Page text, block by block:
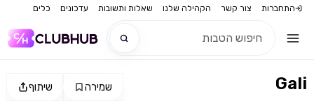
התחברות צור קשר הקהילה שלנו שאלות ותשובות עדכונים כלים
שיתוף שמירה Gali